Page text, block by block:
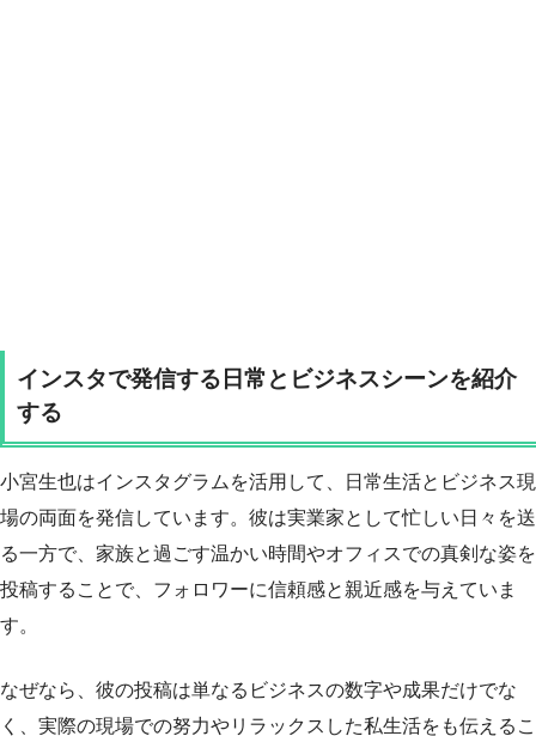
インスタで発信する日常とビジネスシーンを紹介
する
小宮生也はインスタグラムを活用して、日常生活とビジネス現
場の両面を発信しています。彼は実業家として忙しい日々を送
る一方で、家族と過ごす温かい時間やオフィスでの真剣な姿を
投稿することで、フォロワーに信頼感と親近感を与えていま
す。
なぜなら、彼の投稿は単なるビジネスの数字や成果だけでな
く、実際の現場での努力やリラックスした私生活をも伝えるこ